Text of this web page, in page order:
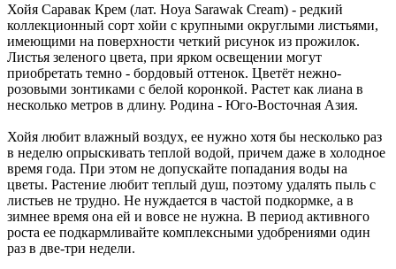
Хойя Саравак Крем (лат. Hoya Sarawak Cream) - редкий
коллекционный сорт хойи с крупными округлыми листьями,
имеющими на поверхности четкий рисунок из прожилок.
Листья зеленого цвета, при ярком освещении могут
приобретать темно - бордовый оттенок. Цветёт нежно-
розовыми зонтиками с белой коронкой. Растет как лиана в
несколько метров в длину. Родина - Юго-Восточная Азия.
Хойя любит влажный воздух, ее нужно хотя бы несколько раз
в неделю опрыскивать теплой водой, причем даже в холодное
время года. При этом не допускайте попадания воды на
цветы. Растение любит теплый душ, поэтому удалять пыль с
листьев не трудно. Не нуждается в частой подкормке, а в
зимнее время она ей и вовсе не нужна. В период активного
роста ее подкармливайте комплексными удобрениями один
раз в две-три недели.